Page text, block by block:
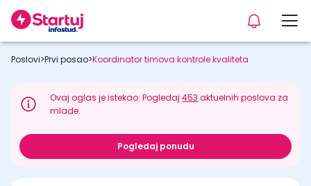
Poslovi>Prvi posao>Koordinator timova kontrole kvaliteta
Ovaj oglas je istekao. Pogledaj453 aktuelnih poslova za
mlade.
Pogledaj ponudu